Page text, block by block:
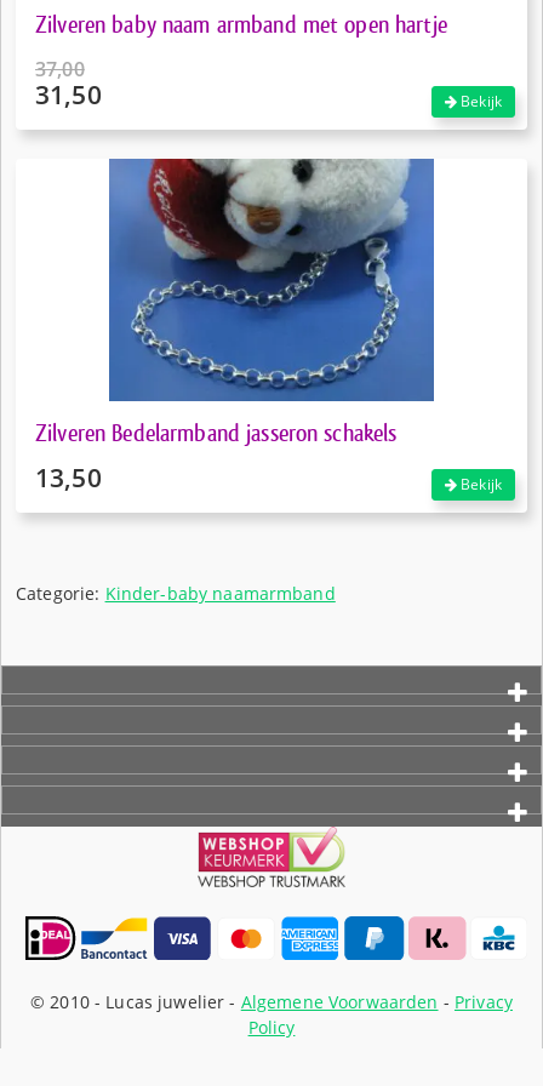
Zilveren baby naam armband met open hartje
37,00
Oorspronkelijke
31,50 Bekijk
Zilveren Bedelarmband jasseron schakels
13,50 Bekijk
Categorie: Kinder-baby naamarmband
© 2010 - Lucas juwelier - Algemene Voorwaarden - Privacy
Policy